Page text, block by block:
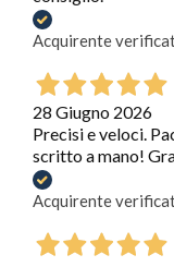
Acquirente
28 Giugno 2026
Precisi e veloci.
scritto a mano!
Acquirente